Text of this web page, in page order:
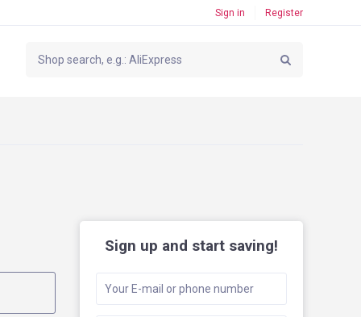
Sign in Register
Sign up and start saving!